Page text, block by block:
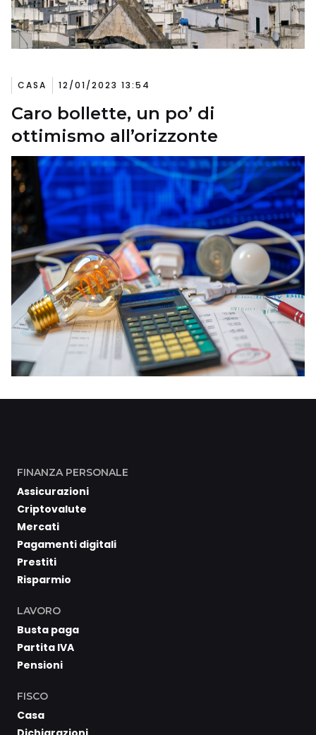
CASA 12/01/2023 13:54
Caro bollette, un po’ di
ottimismo all’orizzonte
FINANZA PERSONALE
Assicurazioni
Criptovalute
Mercati
Pagamenti digitali
Prestiti
Risparmio
LAVORO
Busta paga
Partita IVA
Pensioni
FISCO
Casa